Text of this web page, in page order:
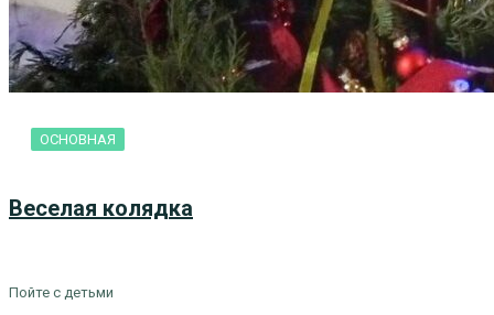
ОСНОВНАЯ
Веселая колядка
Пойте с детьми